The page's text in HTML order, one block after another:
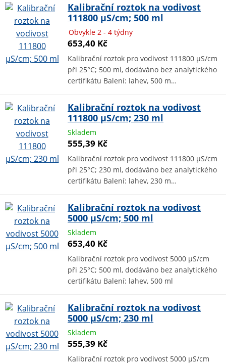
Kalibrační roztok na vodivost
111800 µS/cm; 500 ml
Obvykle 2 - 4 týdny
653,40 Kč
Kalibrační roztok pro vodivost 111800 µS/cm
při 25°C; 500 ml, dodáváno bez analytického
certifikátu Balení: lahev, 500 m…
Kalibrační roztok na vodivost
111800 µS/cm; 230 ml
Skladem
555,39 Kč
Kalibrační roztok pro vodivost 111800 µS/cm
při 25°C; 230 ml, dodáváno bez analytického
certifikátu Balení: lahev, 230 m…
Kalibrační roztok na vodivost
5000 µS/cm; 500 ml
Skladem
653,40 Kč
Kalibrační roztok pro vodivost 5000 µS/cm
při 25°C; 500 ml, dodáváno bez analytického
certifikátu Balení: lahev, 500 ml
Kalibrační roztok na vodivost
5000 µS/cm; 230 ml
Skladem
555,39 Kč
Kalibrační roztok pro vodivost 5000 µS/cm